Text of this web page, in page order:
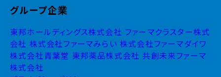
グループ企業
東邦ホールディングス株式会社 ファーマクラスター株式
会社 株式会社ファーマみらい 株式会社ファーマダイワ
株式会社青葉堂 東邦薬品株式会社 共創未来ファーマ
株式会社